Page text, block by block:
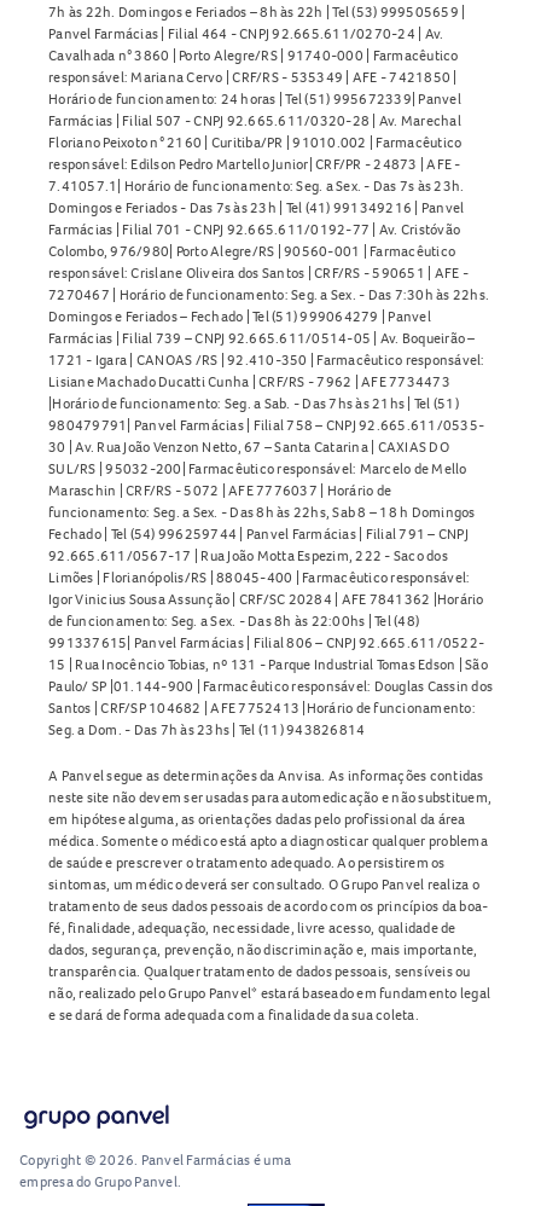
7h às 22h. Domingos e Feriados – 8h às 22h | Tel (53) 999505659 |
Panvel Farmácias | Filial 464 - CNPJ 92.665.611/0270-24 | Av.
Cavalhada n° 3860 | Porto Alegre/RS | 91740-000 | Farmacêutico
responsável: Mariana Cervo | CRF/RS - 535349 | AFE - 7421850 |
Horário de funcionamento: 24 horas | Tel (51) 995672339| Panvel
Farmácias | Filial 507 - CNPJ 92.665.611/0320-28 | Av. Marechal
Floriano Peixoto n° 2160 | Curitiba/PR | 91010.002 | Farmacêutico
responsável: Edilson Pedro Martello Junior| CRF/PR - 24873 | AFE -
7.41057.1| Horário de funcionamento: Seg. a Sex. - Das 7s às 23h.
Domingos e Feriados - Das 7s às 23h | Tel (41) 991349216 | Panvel
Farmácias | Filial 701 - CNPJ 92.665.611/0192-77 | Av. Cristóvão
Colombo, 976/980| Porto Alegre/RS | 90560-001 | Farmacêutico
responsável: Crislane Oliveira dos Santos | CRF/RS - 590651 | AFE -
7270467 | Horário de funcionamento: Seg. a Sex. - Das 7:30h às 22hs.
Domingos e Feriados – Fechado | Tel (51) 999064279 | Panvel
Farmácias | Filial 739 – CNPJ 92.665.611/0514-05 | Av. Boqueirão –
1721 - Igara | CANOAS /RS | 92.410-350 | Farmacêutico responsável:
Lisiane Machado Ducatti Cunha | CRF/RS - 7962 | AFE 7734473
|Horário de funcionamento: Seg. a Sab. - Das 7hs às 21hs | Tel (51)
980479791| Panvel Farmácias | Filial 758 – CNPJ 92.665.611/0535-
30 | Av. Rua João Venzon Netto, 67 – Santa Catarina | CAXIAS DO
SUL/RS | 95032-200| Farmacêutico responsável: Marcelo de Mello
Maraschin | CRF/RS - 5072 | AFE 7776037 | Horário de
funcionamento: Seg. a Sex. - Das 8h às 22hs, Sab 8 – 18 h Domingos
Fechado | Tel (54) 996259744 | Panvel Farmácias | Filial 791 – CNPJ
92.665.611/0567-17 | Rua João Motta Espezim, 222 - Saco dos
Limões | Florianópolis/RS | 88045-400 | Farmacêutico responsável:
Igor Vinicius Sousa Assunção | CRF/SC 20284 | AFE 7841362 |Horário
de funcionamento: Seg. a Sex. - Das 8h às 22:00hs | Tel (48)
991337615| Panvel Farmácias | Filial 806 – CNPJ 92.665.611/0522-
15 | Rua Inocêncio Tobias, nº 131 - Parque Industrial Tomas Edson | São
Paulo/ SP |01.144-900 | Farmacêutico responsável: Douglas Cassin dos
Santos | CRF/SP 104682 | AFE 7752413 |Horário de funcionamento:
Seg. a Dom. - Das 7h às 23hs | Tel (11) 943826814
A Panvel segue as determinações da Anvisa. As informações contidas
neste site não devem ser usadas para automedicação e não substituem,
em hipótese alguma, as orientações dadas pelo profissional da área
médica. Somente o médico está apto a diagnosticar qualquer problema
de saúde e prescrever o tratamento adequado. Ao persistirem os
sintomas, um médico deverá ser consultado. O Grupo Panvel realiza o
tratamento de seus dados pessoais de acordo com os princípios da boa-
fé, finalidade, adequação, necessidade, livre acesso, qualidade de
dados, segurança, prevenção, não discriminação e, mais importante,
transparência. Qualquer tratamento de dados pessoais, sensíveis ou
não, realizado pelo Grupo Panvel* estará baseado em fundamento legal
e se dará de forma adequada com a finalidade da sua coleta.
Copyright © 2026. Panvel Farmácias é uma
empresa do Grupo Panvel.